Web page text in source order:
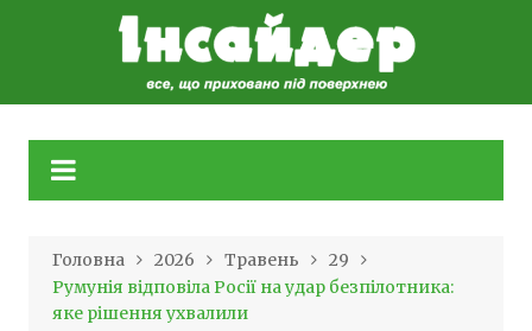
Головна 2026 Травень
29
Румунія відповіла Росії на удар безпілотника:
яке рішення ухвалили